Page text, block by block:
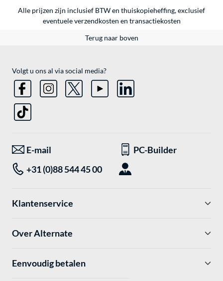
Alle prijzen zijn inclusief BTW en thuiskopieheffing, exclusief
eventueleverzendkosten en transactiekosten
Terug naar boven
Volgt u ons al via social media?
E-mail
PC-Builder
+31 (0)88 544 45 00
Klantenservice
Over Alternate
Eenvoudig betalen